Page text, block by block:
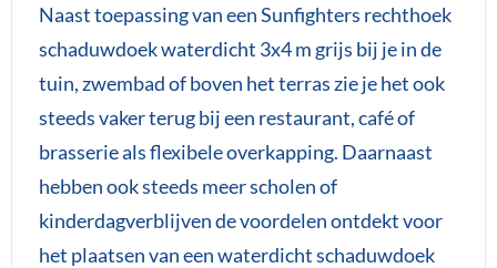
Naast toepassing van een Sunfighters rechthoek
schaduwdoek waterdicht 3x4 m grijs bij je in de
tuin, zwembad of boven het terras zie je het ook
steeds vaker terug bij een restaurant, café of
brasserie als flexibele overkapping. Daarnaast
hebben ook steeds meer scholen of
kinderdagverblijven de voordelen ontdekt voor
het plaatsen van een waterdicht schaduwdoek